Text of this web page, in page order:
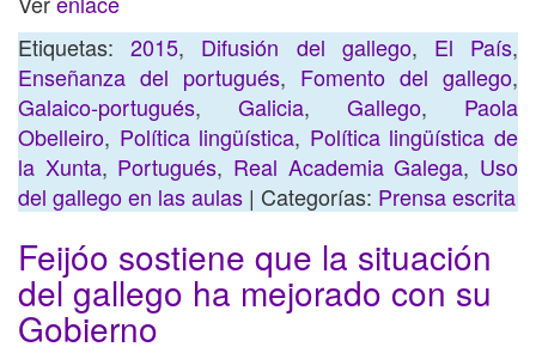
Etiquetas:2015, Difusión del gallego, El País,
Enseñanza del portugués, Fomento del gallego,
Galaico-portugués, Galicia, Gallego, Paola
Obelleiro, Política lingüística, Política lingüística de
la Xunta, Portugués, Real Academia Galega, Uso
del gallego en las aulas | Categorías: Prensa escrita
Feijóo sostiene que la situación
del gallego ha mejorado con su
Gobierno